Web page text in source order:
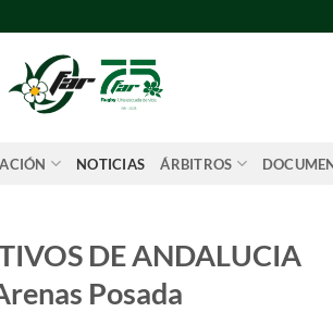
NOTICIAS ÁRBITROS
DE ANDALUCIA
Posada